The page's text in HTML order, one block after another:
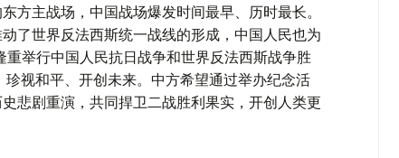
方主战场，中国战场爆发时间最早、历时最长。
了世界反法西斯统一战线的形成，中国人民也为
举行中国人民抗日战争和世界反法西斯战争胜
视和平、开创未来。中方希望通过举办纪念活
悲剧重演，共同捍卫二战胜利果实，开创人类更